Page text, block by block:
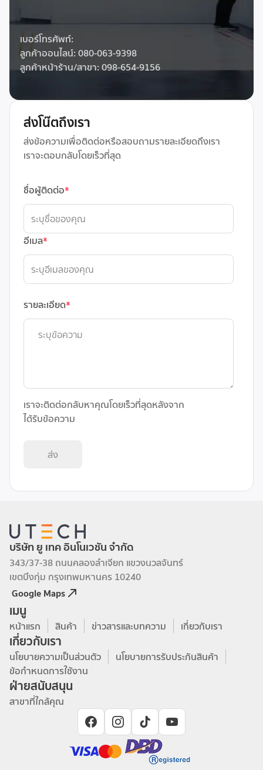
เบอร์โทรศัพท์:
ลูกค้าออนไลน์: 080-063-9398
ลูกค้าหน้าร้าน/สาขา: 098-654-9156
ส่งโน๊ตถึงเรา
ส่งข้อความเพื่อติดต่อหรือสอบถามรายละเอียดถึงเรา
เราจะตอบกลับโดยเร็วที่สุด
ชื่อผู้ติดต่อ*
อีเมล*
รายละเอียด*
เราจะติดต่อกลับหาคุณโดยเร็วที่สุดหลังจาก
ได้รับข้อความ
ส่ง
บริษัท ยู เทค อินโนเวชัน จำกัด
343/37-38 ถนนคลองลำเจียก แขวงนวลจันทร์
เขตบึงกุ่ม กรุงเทพมหานคร 10240
Google Maps
เมนู
หน้าแรก สินค้า ข่าวสารและบทความ เกี่ยวกับเรา
เกี่ยวกับเรา
นโยบายความเป็นส่วนตัว
นโยบายการรับประกันสินค้า
ข้อกำหนดการใช้งาน
ฝ่ายสนับสนุน
สาขาที่ใกล้คุณ